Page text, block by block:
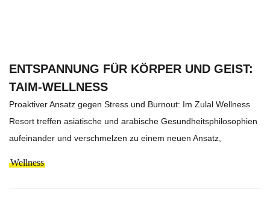
ENTSPANNUNG FÜR KÖRPER UND GEIST:
TAIM-WELLNESS
Proaktiver Ansatz gegen Stress und Burnout: Im Zulal Wellness
Resort treffen asiatische und arabische Gesundheitsphilosophien
aufeinander und verschmelzen zu einem neuen Ansatz,
Wellness